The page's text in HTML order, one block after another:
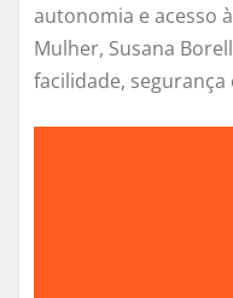
autonomia e acesso
Mulher, Susana
facilidade,